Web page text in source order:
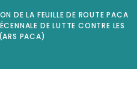
DE LA FEUILLE DE ROUTE PACA
DE LUTTE CONTRE LES
PACA)